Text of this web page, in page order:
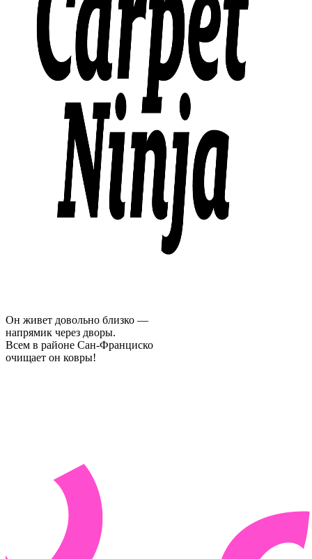
Он живет довольно близко —
напрямик через дворы.
Всем в районе Сан-Франциско
очищает он ковры!